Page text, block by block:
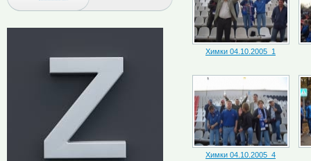
Химки 04.10.2005_1
Химки 04.10.2005_4